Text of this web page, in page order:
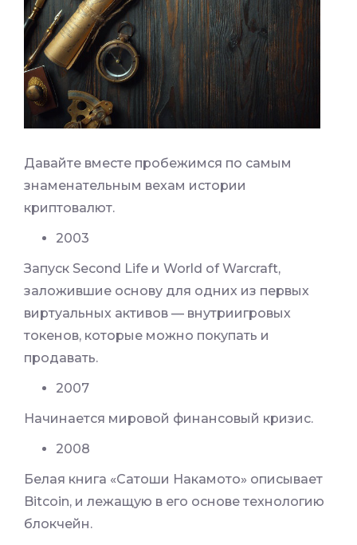
Давайте вместе пробежимся по самым
знаменательным вехам истории
криптовалют.
2003
Запуск Second Life и World of Warcraft,
заложившие основу для одних из первых
виртуальных активов — внутриигровых
токенов, которые можно покупать и
продавать.
2007
Начинается мировой финансовый кризис.
2008
Белая книга «Сатоши Накамото» описывает
Bitcoin, и лежащую в его основе технологию
блокчейн.